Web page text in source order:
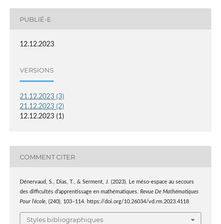
PUBLIÉ-E
12.12.2023
VERSIONS
21.12.2023 (3)
21.12.2023 (2)
12.12.2023 (1)
COMMENT CITER
Dénervaud, S., Dias, T., & Serment, J. (2023). Le méso-espace au secours
des difficultés d’apprentissage en mathématiques. Revue De Mathématiques
Pour l’école, (240), 103–114. https://doi.org/10.26034/vd.rm.2023.4118
Styles bibliographiques